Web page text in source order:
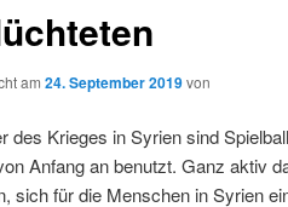
am 24. September 2019von
des Krieges in Syrien sind
Anfang an benutzt. Ganz aktiv
sich für die Menschen in Syrien